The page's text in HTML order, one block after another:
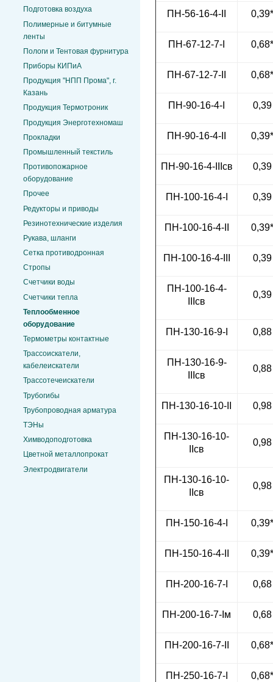
Подготовка воздуха
Полимерные и битумные
ленты
Пологи и Тентовая фурнитура
Приборы КИПиА
Продукция "НПП Прома", г.
Казань
Продукция Термотроник
Продукция Энерготехномаш
Прокладки
Промышленный текстиль
Противопожарное
оборудование
Прочее
Редукторы и приводы
Резинотехнические изделия
Рукава, шланги
Сетка противодронная
Стропы
Счетчики воды
Счетчики тепла
Теплообменное
оборудование
Термометры контактные
Трассоискатели,
кабелеискатели
Трассотечеискатели
Трубогибы
Трубопроводная арматура
ТЭНы
Химводоподготовка
Цветной металлопрокат
Электродвигатели
ПН-56-16-4-II 0,39*
ПН-67-12-7-I 0,68*
ПН-67-12-7-II 0,68*
ПН-90-16-4-I 0,39
ПН-90-16-4-II 0,39*
ПН-90-16-4-IIIсв 0,39
ПН-100-16-4-I 0,39
ПН-100-16-4-II 0,39*
ПН-100-16-4-III 0,39
ПН-100-16-4-
IIIсв
0,39
ПН-130-16-9-I 0,88
ПН-130-16-9-
IIIсв
0,88
ПН-130-16-10-II 0,98
ПН-130-16-10-
IIсв
0,98
ПН-130-16-10-
IIсв
0,98
ПН-150-16-4-I 0,39*
ПН-150-16-4-II 0,39*
ПН-200-16-7-I 0,68
ПН-200-16-7-Iм 0,68
ПН-200-16-7-II 0,68*
ПН-250-16-7-I 0,68*